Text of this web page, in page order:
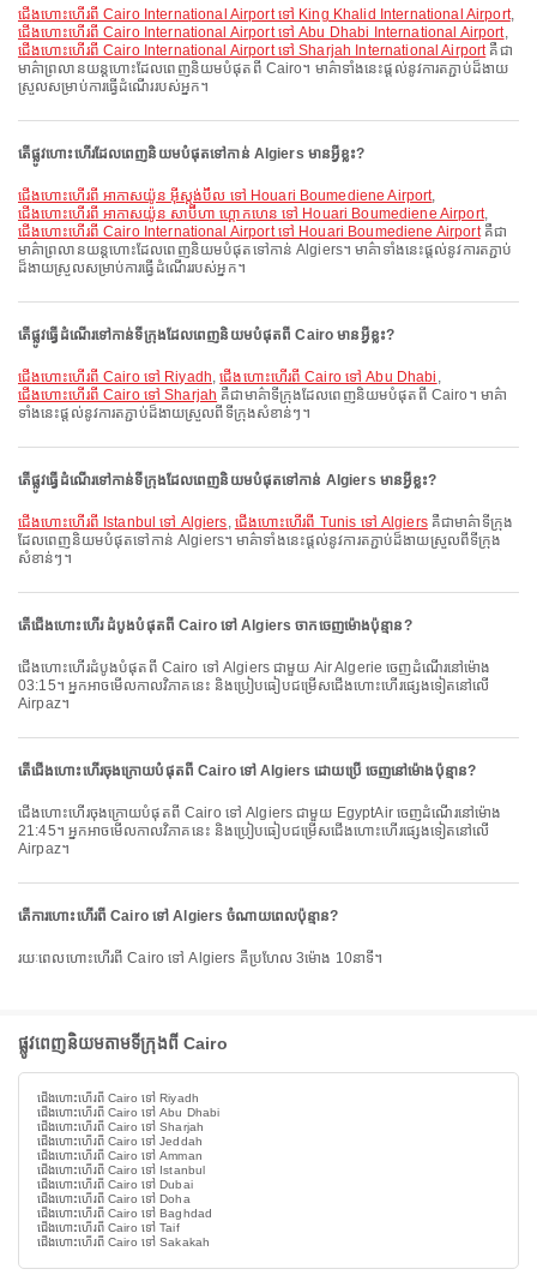
ជើងហោះហើរពី Cairo International Airport ទៅ King Khalid International Airport,
ជើងហោះហើរពី Cairo International Airport ទៅ Abu Dhabi International Airport,
ជើងហោះហើរពី Cairo International Airport ទៅ Sharjah International Airportគឺជា
មាគ៌ាព្រលានយន្តហោះដែលពេញនិយមបំផុតពី Cairo។ មាគ៌ាទាំងនេះផ្តល់នូវការតភ្ជាប់ដ៏ងាយ
ស្រួលសម្រាប់ការធ្វើដំណើររបស់អ្នក។
តើផ្លូវហោះហើរដែលពេញនិយមបំផុតទៅកាន់ Algiers មានអ្វីខ្លះ?
ជើងហោះហើរពី អាកាសយ៉ូន អ៊ីស្តង់ប៊ឺល ទៅ Houari Boumediene Airport,
ជើងហោះហើរពី អាកាសយ៉ូន សាប៊ីហា ហ្គោកហេន ទៅ Houari Boumediene Airport,
ជើងហោះហើរពី Cairo International Airport ទៅ Houari Boumediene Airportគឺជា
មាគ៌ាព្រលានយន្តហោះដែលពេញនិយមបំផុតទៅកាន់ Algiers។ មាគ៌ាទាំងនេះផ្តល់នូវការតភ្ជាប់
ដ៏ងាយស្រួលសម្រាប់ការធ្វើដំណើររបស់អ្នក។
តើផ្លូវធ្វើដំណើរទៅកាន់ទីក្រុងដែលពេញនិយមបំផុតពី Cairo មានអ្វីខ្លះ?
ជើងហោះហើរពី Cairo ទៅ Riyadh,ជើងហោះហើរពី Cairo ទៅ Abu Dhabi ,
ជើងហោះហើរពី Cairo ទៅ Sharjah គឺជាមាគ៌ាទីក្រុងដែលពេញនិយមបំផុតពី Cairo។ មាគ៌ា
ទាំងនេះផ្តល់នូវការតភ្ជាប់ដ៏ងាយស្រួលពីទីក្រុងសំខាន់ៗ។
តើផ្លូវធ្វើដំណើរទៅកាន់ទីក្រុងដែលពេញនិយមបំផុតទៅកាន់ Algiers មានអ្វីខ្លះ?
ជើងហោះហើរពី Istanbul ទៅ Algiers, ជើងហោះហើរពី Tunis ទៅ Algiersគឺជាមាគ៌ាទីក្រុង
ដែលពេញនិយមបំផុតទៅកាន់ Algiers។ មាគ៌ាទាំងនេះផ្តល់នូវការតភ្ជាប់ដ៏ងាយស្រួលពីទីក្រុង
សំខាន់ៗ។
តើជើងហោះហើរ ដំបូងបំផុតពី Cairo ទៅ Algiers ចាកចេញម៉ោងប៉ុន្មាន?
ជើងហោះហើរដំបូងបំផុតពី Cairo ទៅ Algiers ជាមួយ Air Algerie ចេញដំណើរនៅម៉ោង
03:15។ អ្នកអាចមើលកាលវិភាគនេះ និងប្រៀបធៀបជម្រើសជើងហោះហើរផ្សេងទៀតនៅលើ
Airpaz។
តើជើងហោះហើរចុងក្រោយបំផុតពី Cairo ទៅ Algiers ដោយប្រើ ចេញនៅម៉ោងប៉ុន្មាន?
ជើងហោះហើរចុងក្រោយបំផុតពី Cairo ទៅ Algiers ជាមួយ EgyptAir ចេញដំណើរនៅម៉ោង
21:45។ អ្នកអាចមើលកាលវិភាគនេះ និងប្រៀបធៀបជម្រើសជើងហោះហើរផ្សេងទៀតនៅលើ
Airpaz។
តើការហោះហើរពី Cairo ទៅ Algiers ចំណាយពេលប៉ុន្មាន?
រយៈពេលហោះហើរពី Cairo ទៅ Algiers គឺប្រហែល 3ម៉ោង 10នាទី។
ផ្លូវពេញនិយមតាមទីក្រុងពី Cairo
ជើងហោះហើរពី Cairo ទៅ Riyadh
ជើងហោះហើរពី Cairo ទៅ Abu Dhabi
ជើងហោះហើរពី Cairo ទៅ Sharjah
ជើងហោះហើរពី Cairo ទៅ Jeddah
ជើងហោះហើរពី Cairo ទៅ Amman
ជើងហោះហើរពី Cairo ទៅ Istanbul
ជើងហោះហើរពី Cairo ទៅ Dubai
ជើងហោះហើរពី Cairo ទៅ Doha
ជើងហោះហើរពី Cairo ទៅ Baghdad
ជើងហោះហើរពី Cairo ទៅ Taif
ជើងហោះហើរពី Cairo ទៅ Sakakah